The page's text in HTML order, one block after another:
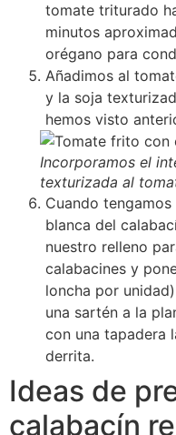
tomate triturado
minutos
orégano para
Añadimos al
y la soja
hemos visto
Incorporamos el
texturizada al
Cuando
blanca del
nuestro relleno
calabacines y
loncha por
una sartén a la
con una tapadera
derrita.
Ideas de
calabacín